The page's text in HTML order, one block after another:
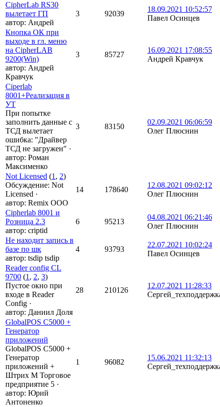
CipherLab RS30
вылетает ГП
автор: Андрей
3 92039
18.09.2021 10:52:57
Павел Осинцев
Кнопка ОК при
выходе в гл. меню
на CipherLAB
9200(Win)
автор: Андрей
Кравчук
3 85727
16.09.2021 17:08:55
Андрей Кравчук
Ciperlab
8001+Реализация в
УТ
При попытке
заполнить данные с
ТСД вылетает
ошибка: "Драйвер
ТСД не загружен" ·
автор: Роман
Максименко
3 83150
02.09.2021 06:06:59
Олег Плюснин
Not Licensed (1 , 2)
Обсуждение: Not
Licensed ·
автор: Remix OOO
14 178640
12.08.2021 09:02:12
Олег Плюснин
Cipherlab 8001 и
Розница 2.3
автор: criptid
6 95213
04.08.2021 06:21:46
Олег Плюснин
Не находит запись в
базе по шк
автор: tsdip tsdip
4 93793
22.07.2021 10:02:24
Павел Осинцев
Reader config CL
9700 (1 , 2, 3)
Пустое окно при
входе в Reader
Config ·
автор: Даниил Доля
28 210126
12.07.2021 11:28:33
GlobalPOS C5000 +
Генератор
приложений
GlobalPOS C5000 +
Генератор
приложений +
Штрих М Торговое
предприятие 5 ·
автор: Юрий
Антоненко
1 96082
15.06.2021 11:32:13